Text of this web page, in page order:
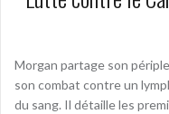
Morgan partage son
son combat contre un
du sang. Il détaille les